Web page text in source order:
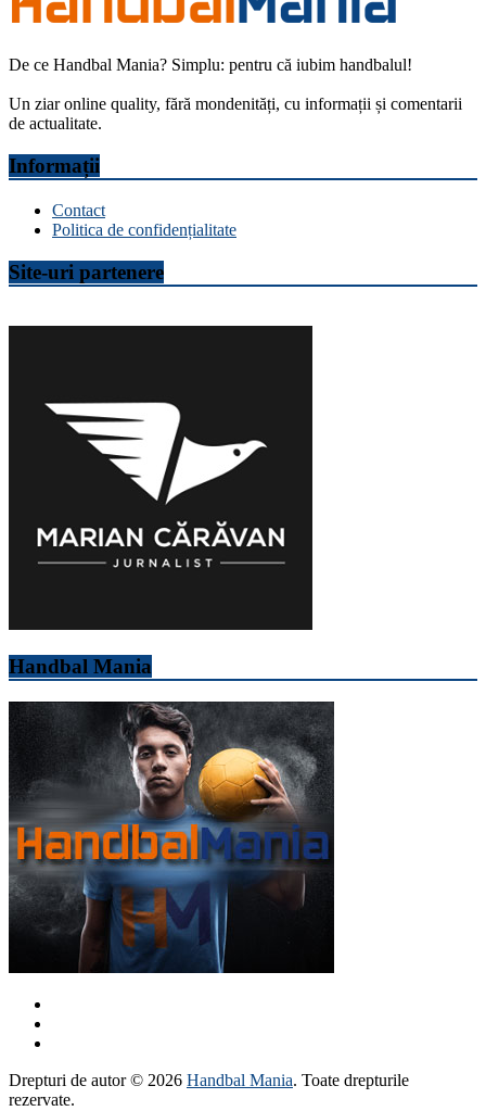
De ce Handbal Mania? Simplu: pentru că iubim handbalul!
Un ziar online quality, fără mondenități, cu informații și comentarii
de actualitate.
Informații
Contact
Politica de confidențialitate
Site-uri partenere
Handbal Mania
Drepturi de autor © 2026 Handbal Mania. Toate drepturile
rezervate.